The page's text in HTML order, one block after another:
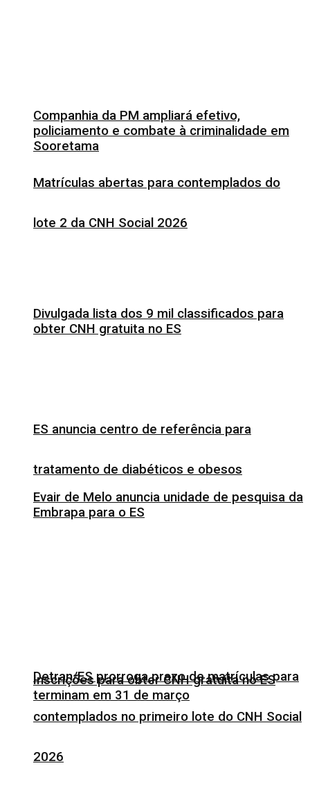
Matrículas abertas para contemplados do
lote 2 da CNH Social 2026
ES anuncia centro de referência para
tratamento de diabéticos e obesos
Detran/ES prorroga prazo de matrículas para
contemplados no primeiro lote do CNH Social
2026
Companhia da PM ampliará efetivo,
policiamento e combate à criminalidade em
Sooretama
Divulgada lista dos 9 mil classificados para
obter CNH gratuita no ES
Evair de Melo anuncia unidade de pesquisa da
Embrapa para o ES
Inscrições para obter CNH gratuita no ES
terminam em 31 de março